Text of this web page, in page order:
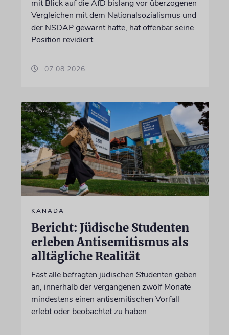
mit Blick auf die AfD bislang vor überzogenen
Vergleichen mit dem Nationalsozialismus und
der NSDAP gewarnt hatte, hat offenbar seine
Position revidiert
07.08.2026
KANADA
Bericht: Jüdische Studenten
erleben Antisemitismus als
alltägliche Realität
Fast alle befragten jüdischen Studenten geben
an, innerhalb der vergangenen zwölf Monate
mindestens einen antisemitischen Vorfall
erlebt oder beobachtet zu haben